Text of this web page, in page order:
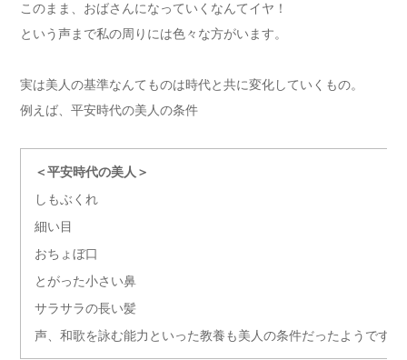
このまま、おばさんになっていくなんてイヤ！
という声まで私の周りには色々な方がいます。
実は美人の基準なんてものは時代と共に変化していくもの。
例えば、平安時代の美人の条件
＜平安時代の美人＞
しもぶくれ
細い目
おちょぼ口
とがった小さい鼻
サラサラの長い髪
声、和歌を詠む能力といった教養も美人の条件だったようです。